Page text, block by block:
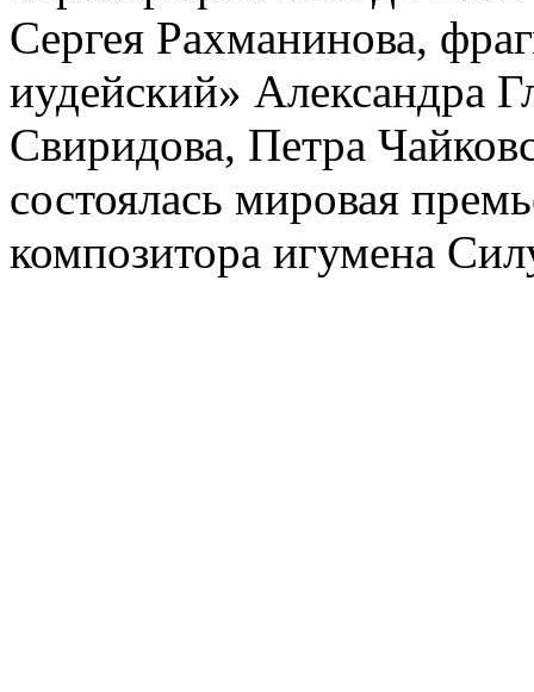
Сергея Рахманинова,
иудейский» Александра
Свиридова, Петра
состоялась мировая
композитора игумена